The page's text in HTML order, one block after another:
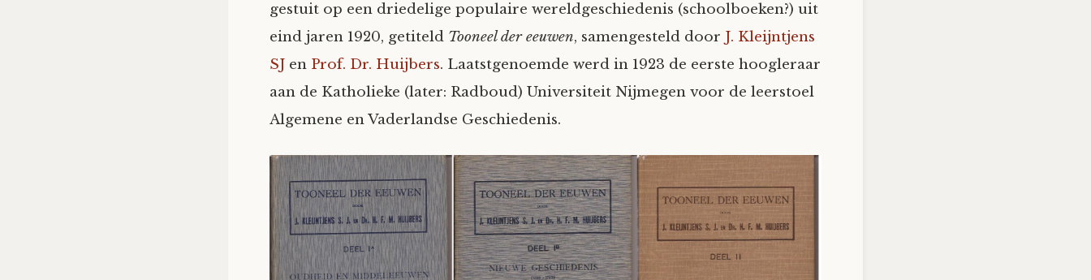
gestuit op een driedelige populaire wereldgeschiedenis (schoolboeken?) uit
eind jaren 1920, getiteld Tooneel der eeuwen, samengesteld door J. Kleijntjens
SJ en Prof. Dr. Huijbers. Laatstgenoemde werd in 1923 de eerste hoogleraar
aan de Katholieke (later: Radboud) Universiteit Nijmegen voor de leerstoel
Algemene en Vaderlandse Geschiedenis.